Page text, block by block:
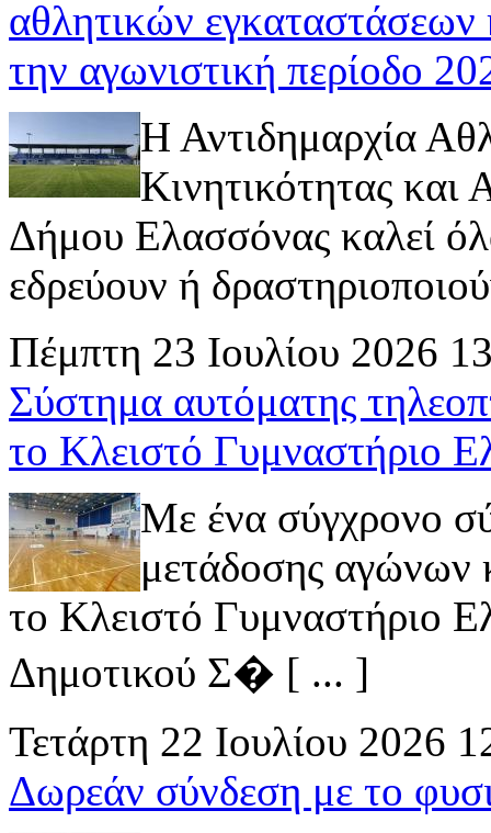
αθλητικών
την αγωνιστική περίοδο
Η Αντιδημαρχία
Κινητικότητας
Δήμου Ελασσόνας καλεί
εδρεύουν ή
Πέμπτη 23 Ιουλίου 2026
Σύστημα αυτόματης
το Κλειστό Γυμναστήριο
Με ένα σύγχρονο
μετάδοσης αγώνων
το Κλειστό Γυμναστήριο
Δημοτικού Σ� [ ... ]
Τετάρτη 22 Ιουλίου 2026
Δωρεάν σύνδεση με το